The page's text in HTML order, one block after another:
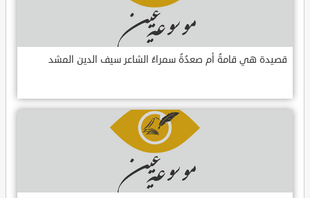
قصيدة هي قامةُ أم صعدُةُ سمراءُ الشاعر سيف الدين المشد